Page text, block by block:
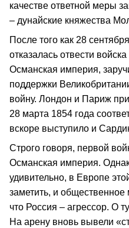
качестве ответной меры
– дунайские княжества
После того как 28
отказалась отвести
Османская империя,
поддержки
войну. Лондон и Париж
28 марта 1854 года
вскоре выступило и
Строго говоря, первой
Османская империя.
удивительно, в Европе
заметить, и
что Россия – агрессор. О
На арену вновь вывели